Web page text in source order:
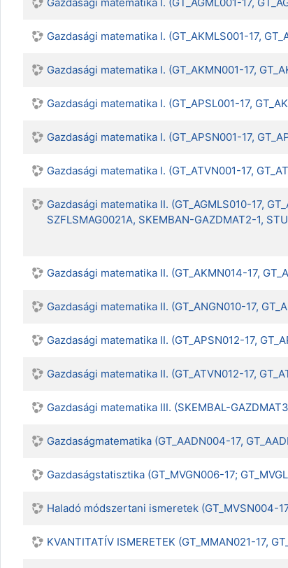
Gazdasági matematika I. (GT_AKMLS001-17,
Gazdasági matematika I. (GT_AKMN001-17,
Gazdasági matematika I. (GT_APSL001-17,
Gazdasági matematika I. (GT_APSN001-17,
Gazdasági matematika I. (GT_ATVN001-17,
Gazdasági matematika II. (GT_AGMLS010-17,
SZFLSMAG0021A, SKEMBAN-GAZDMAT2-1,
Gazdasági matematika II. (GT_AKMN014-17,
Gazdasági matematika II. (GT_ANGN010-17,
Gazdasági matematika II. (GT_APSN012-17,
Gazdasági matematika II. (GT_ATVN012-17,
Gazdasági matematika III. (SKEMBAL-
Gazdaságmatematika (GT_AADN004-17,
Gazdaságstatisztika (GT_MVGN006-17;
Haladó módszertani ismeretek (GT_MVSN004-
KVANTITATÍV ISMERETEK (GT_MMAN021-17,